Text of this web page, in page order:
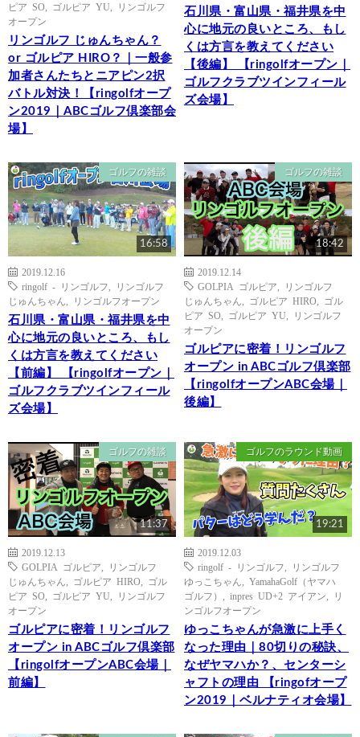
ピア SO
ゴルピア YU
リンゴルフ
オープン
リンゴルフ じゅんちゃん？
or ゴルピア HIRO？｜一般参
加者さんたちとニアピン2択
バトル対決！【ringolfオープ
ン2019｜ABCゴルフ倶楽部会
場】
石川県・富山県・福井県を中
心に地元の良いところ、もし
くは方言を教えてください
【後編】 【ringolfオープン｜
ゴルフクラブツインフィール
ズ会場】
ゴルフの雑談
16:58
2019.12.16
ringolf - リンゴルフ
リンゴルフ
じゅんちゃん
リンゴルフオープン
石川県・富山県・福井県を中
心に地元の良いところ、もし
くは方言を教えてください
【前編】 【ringolfオープン｜
ゴルフクラブツインフィール
ズ会場】
ゴルフの雑談
18:42
2019.12.14
GOLPIA ゴルピア
リンゴルフ
じゅんちゃん
ゴルピア HIRO
ゴル
ピア SO
ゴルピア YU
リンゴルフ
オープン
ゴルピアに密着！リンゴルフ
オープン in ABCゴルフ倶楽部
【ringolfオープンABC会場｜
後編】
ゴルフの雑談
11:37
2019.12.13
GOLPIA ゴルピア
リンゴルフ
じゅんちゃん
ゴルピア HIRO
ゴル
ピア SO
ゴルピア YU
リンゴルフ
オープン
ゴルピアに密着！リンゴルフ
オープン in ABCゴルフ倶楽部
【ringolfオープンABC会場｜
前編】
ゴルフのラウンド動画
19:21
2019.12.03
ringolf - リンゴルフ
リンゴルフ
ゆっこちゃん
YamahaGolf（ヤマハ
ゴルフ）
inpres UD+2 アイアン
リ
ンゴルフオープン
ゆっこちゃんが急激に上手く
なった理由｜80切りの秘訣、
なぜヤマハか？、センターシ
ャフトの理由 【ringofオープ
ン2019｜ベルナティオ会場】